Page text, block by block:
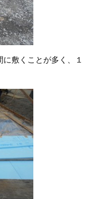
敷くことが多く、１